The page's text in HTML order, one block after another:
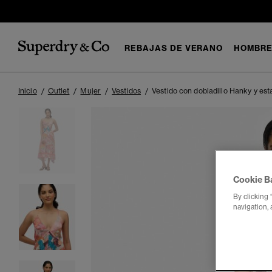
REBAJAS DE VERANO HOMBRE
Inicio Outlet Mujer Vestidos Vestido con dobladillo Hanky y
Cookie
By clicking
navigation,